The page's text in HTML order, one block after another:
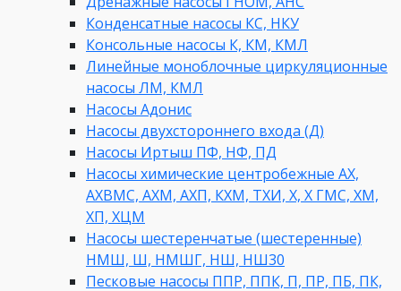
Конденсатные насосы КС, НКУ
Консольные насосы К, КМ, КМЛ
Линейные моноблочные циркуляционные
насосы ЛМ, КМЛ
Насосы Адонис
Насосы двухстороннего входа (Д)
Насосы Иртыш ПФ, НФ, ПД
Насосы химические центробежные АХ,
АХВМС, АХМ, АХП, КХМ, ТХИ, Х, Х ГМС, ХМ,
ХП, ХЦМ
Насосы шестеренчатые (шестеренные)
НМШ, Ш, НМШГ, НШ, НШ30
Песковые насосы ППР, ППК, П, ПР, ПБ, ПК,